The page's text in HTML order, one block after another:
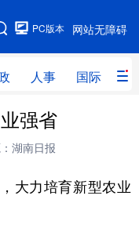
网站无障碍
PC版本
人事 国际 财
政
评
连线 教育
强省
湖南日报
大力培育新型农业